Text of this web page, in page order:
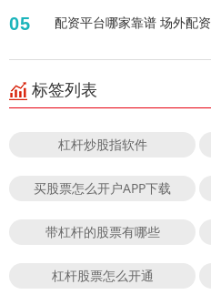
05 配资平台哪家靠谱 场外配
标签列表
杠杆炒股指软件
买股票怎么开户APP下载
带杠杆的股票有哪些
杠杆股票怎么开通